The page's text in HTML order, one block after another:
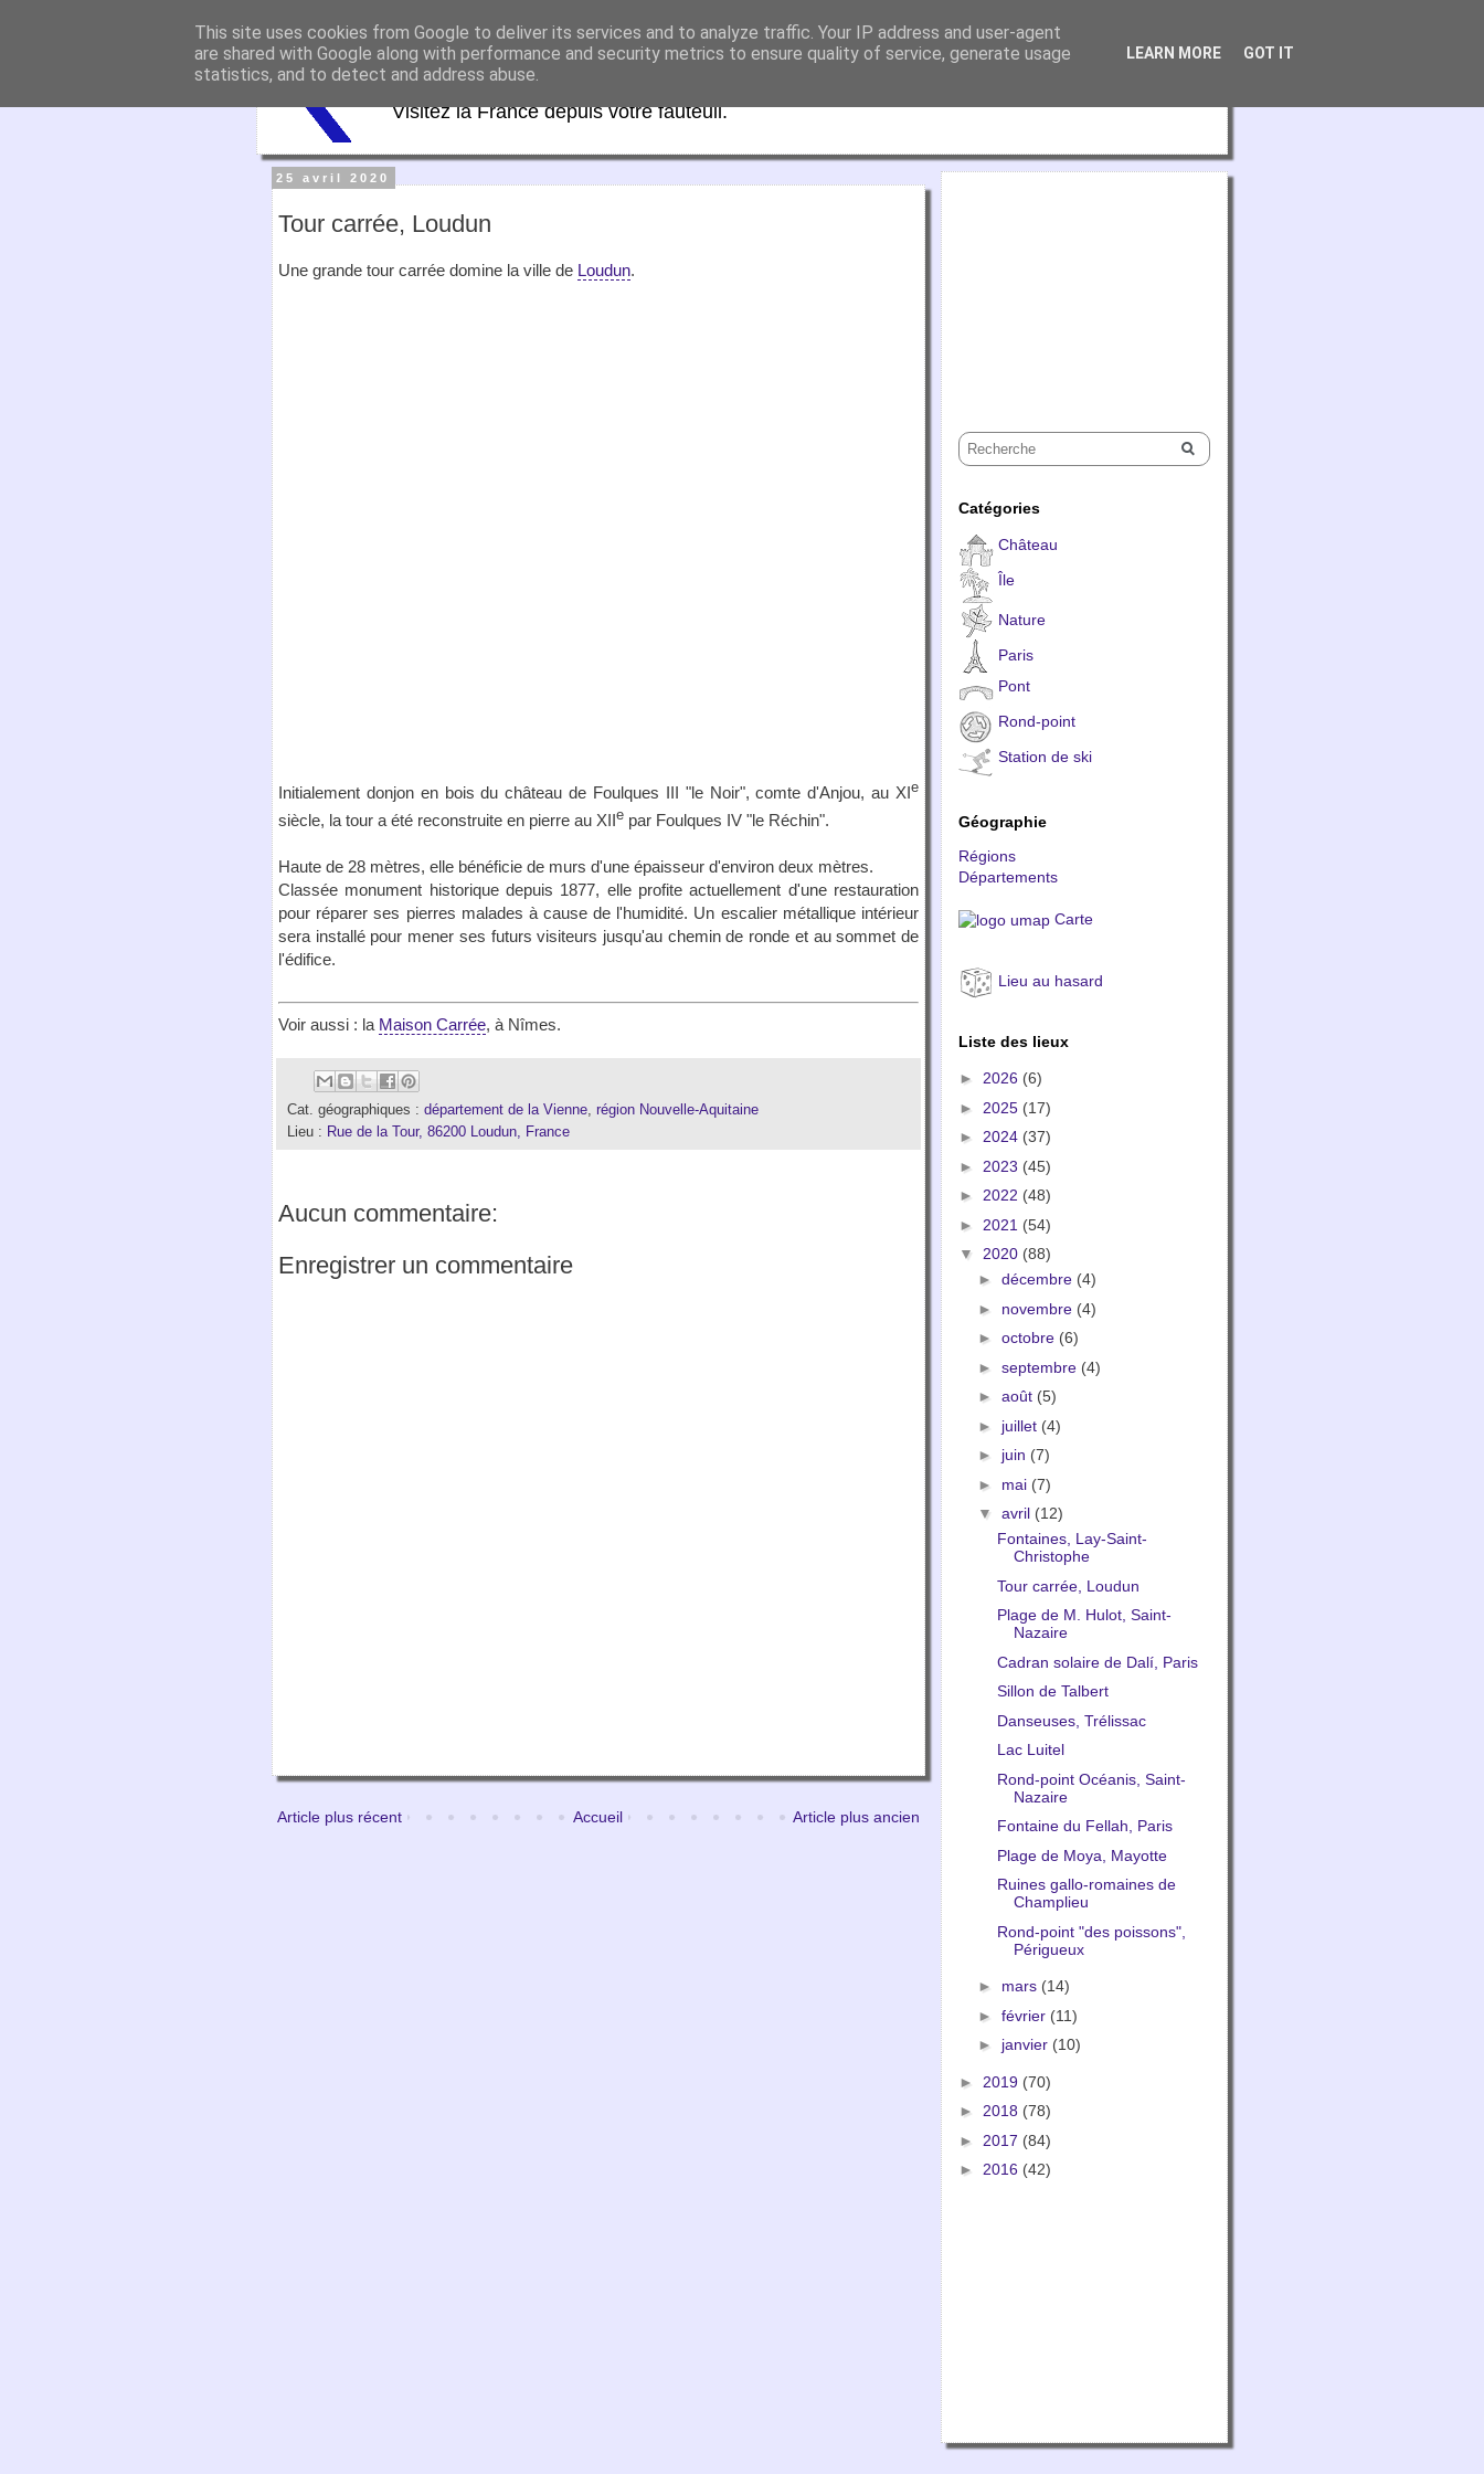
VirtuaFrance
Visitez la France depuis votre fauteuil.
25 avril 2020
Tour carrée, Loudun
Une grande tour carrée domine la ville de Loudun.
Initialement donjon en bois du château de Foulques III "le Noir", comte d'Anjou, au XI e
siècle, la tour a été reconstruite en pierre au XIIe par Foulques IV "le Réchin".
Haute de 28 mètres, elle bénéficie de murs d'une épaisseur d'environ deux mètres.
Classée monument historique depuis 1877, elle profite actuellement d'une restauration
pour réparer ses pierres malades à cause de l'humidité. Un escalier métallique intérieur
sera installé pour mener ses futurs visiteurs jusqu'au chemin de ronde et au sommet de
l'édifice.
Voir aussi : la Maison Carrée, à Nîmes.
Cat. géographiques : département de la Vienne, région Nouvelle-Aquitaine
Lieu : Rue de la Tour, 86200 Loudun, France
Aucun commentaire:
Enregistrer un commentaire
Article plus récent Article plus ancien
Accueil
Catégories
Château
Île
Nature
Paris
Pont
Rond-point
Station de ski
Géographie
Régions
Départements
Carte
Lieu au hasard
Liste des lieux
► 2026 (6)
► 2025 (17)
► 2024 (37)
► 2023 (45)
► 2022 (48)
► 2021 (54)
▼ 2020 (88)
► décembre (4)
► novembre (4)
► octobre (6)
► septembre (4)
► août (5)
► juillet (4)
► juin (7)
► mai (7)
▼ avril (12)
Fontaines, Lay-Saint-
Christophe
Tour carrée, Loudun
Plage de M. Hulot, Saint-
Nazaire
Cadran solaire de Dalí, Paris
Sillon de Talbert
Danseuses, Trélissac
Lac Luitel
Rond-point Océanis, Saint-
Nazaire
Fontaine du Fellah, Paris
Plage de Moya, Mayotte
Ruines gallo-romaines de
Champlieu
Rond-point "des poissons",
Périgueux
► mars (14)
► février (11)
► janvier (10)
► 2019 (70)
► 2018 (78)
► 2017 (84)
► 2016 (42)
This site uses cookies from Google to deliver its services and to analyze traffic. Your IP address and user-agent
are shared with Google along with performance and security metrics to ensure quality of service, generate usage
statistics, and to detect and address abuse.
LEARN MORE GOT IT